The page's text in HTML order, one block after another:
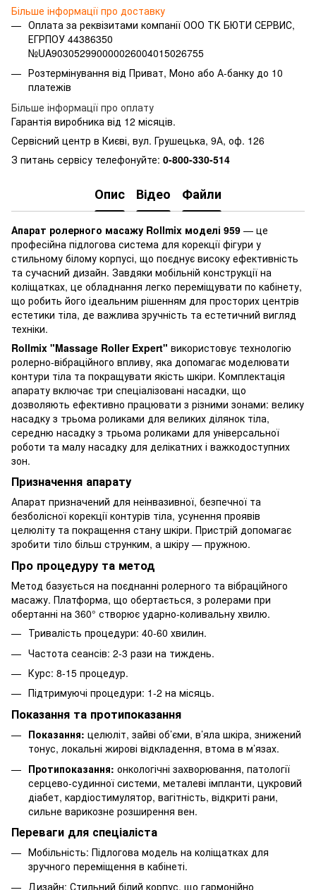
Більше інформації про доставку
Оплата за реквізитами компанії ООО ТК БЮТИ СЕРВИС,
ЕГРПОУ 44386350
№UA903052990000026004015026755
Розтермінування від Приват, Моно або А-банку до 10
платежів
Більше інформації про оплату
Гарантія виробника від 12 місяців.
Сервісний центр в Києві, вул. Грушецька, 9А, оф. 126
З питань сервісу телефонуйте: 0-800-330-514
Опис Відео Файли
Апарат ролерного масажу Rollmix моделі 959 — це
професійна підлогова система для корекції фігури у
стильному білому корпусі, що поєднує високу ефективність
та сучасний дизайн. Завдяки мобільній конструкції на
коліщатках, це обладнання легко переміщувати по кабінету,
що робить його ідеальним рішенням для просторих центрів
естетики тіла, де важлива зручність та естетичний вигляд
техніки.
Rollmix "Massage Roller Expert" використовує технологію
ролерно-вібраційного впливу, яка допомагає моделювати
контури тіла та покращувати якість шкіри. Комплектація
апарату включає три спеціалізовані насадки, що
дозволяють ефективно працювати з різними зонами: велику
насадку з трьома роликами для великих ділянок тіла,
середню насадку з трьома роликами для універсальної
роботи та малу насадку для делікатних і важкодоступних
зон.
Призначення апарату
Апарат призначений для неінвазивної, безпечної та
безболісної корекції контурів тіла, усунення проявів
целюліту та покращення стану шкіри. Пристрій допомагає
зробити тіло більш струнким, а шкіру — пружною.
Про процедуру та метод
Метод базується на поєднанні ролерного та вібраційного
масажу. Платформа, що обертається, з ролерами при
обертанні на 360° створює ударно-коливальну хвилю.
Тривалість процедури: 40-60 хвилин.
Частота сеансів: 2-3 рази на тиждень.
Курс: 8-15 процедур.
Підтримуючі процедури: 1-2 на місяць.
Показання та протипоказання
Показання: целюліт, зайві об’єми, в’яла шкіра, знижений
тонус, локальні жирові відкладення, втома в м’язах.
Протипоказання: онкологічні захворювання, патології
серцево-судинної системи, металеві імпланти, цукровий
діабет, кардіостимулятор, вагітність, відкриті рани,
сильне варикозне розширення вен.
Переваги для спеціаліста
Мобільність: Підлогова модель на коліщатках для
зручного переміщення в кабінеті.
Дизайн: Стильний білий корпус, що гармонійно